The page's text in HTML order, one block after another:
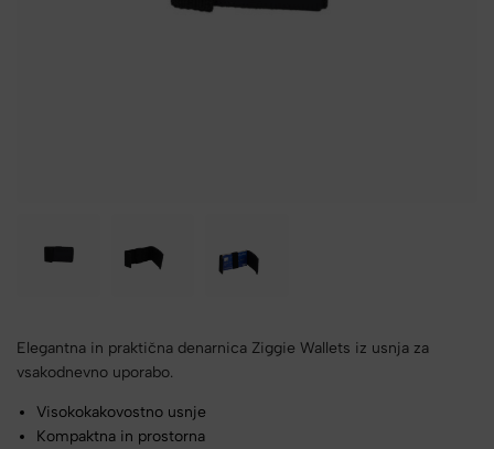
Elegantna in praktična denarnica Ziggie Wallets iz usnja za
vsakodnevno uporabo.
Visokokakovostno usnje
Kompaktna in prostorna